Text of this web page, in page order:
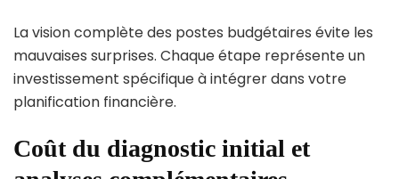
La vision complète des postes budgétaires évite les
mauvaises surprises. Chaque étape représente un
investissement spécifique à intégrer dans votre
planification financière.
Coût du diagnostic initial et